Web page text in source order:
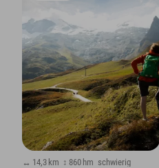
↔ 14,3 km ↕ 860 hm schwierig